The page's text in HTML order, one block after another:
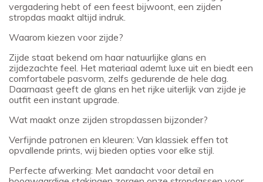
vergadering hebt of een feest bijwoont, een zijden
stropdas maakt altijd indruk.
Waarom kiezen voor zijde?
Zijde staat bekend om haar natuurlijke glans en
zijdezachte feel. Het materiaal ademt luxe uit en biedt een
comfortabele pasvorm, zelfs gedurende de hele dag.
Daarnaast geeft de glans en het rijke uiterlijk van zijde je
outfit een instant upgrade.
Wat maakt onze zijden stropdassen bijzonder?
Verfijnde patronen en kleuren: Van klassiek effen tot
opvallende prints, wij bieden opties voor elke stijl.
Perfecte afwerking: Met aandacht voor detail en